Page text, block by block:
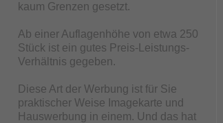
kaum Grenzen gesetzt.
Ab einer Auflagenhöhe von etwa 250
Stück ist ein gutes Preis-Leistungs-
Verhältnis gegeben.
Diese Art der Werbung ist für Sie
praktischer Weise Imagekarte und
Hauswerbung in einem. Und das hat